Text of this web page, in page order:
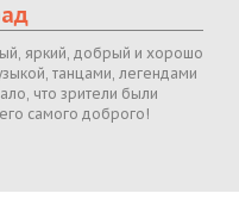
яркий, добрый и хорошо
танцами, легендами
что зрители были
самого доброго!